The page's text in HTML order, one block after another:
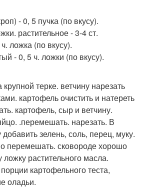
- 0, 5 пучка (по вкусу).
растительное - 3-4 ст.
ложка (по вкусу).
- 0, 5 ч. ложки (по вкусу).
терке. ветчину нарезать
картофель очистить и натереть
картофель, сыр и ветчину.
.перемешать. нарезать. В
зелень, соль, перец, муку.
перемешать. сковороде хорошо
ложку растительного масла.
картофельного теста,
оладьи.